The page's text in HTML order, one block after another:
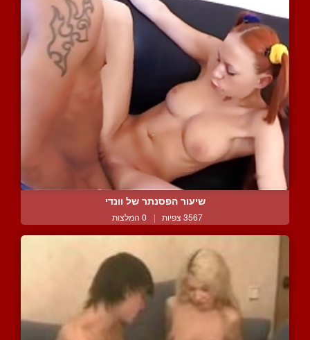
שיעור הפסנתר של וונדי
3567 צפיות | 0 המלצות